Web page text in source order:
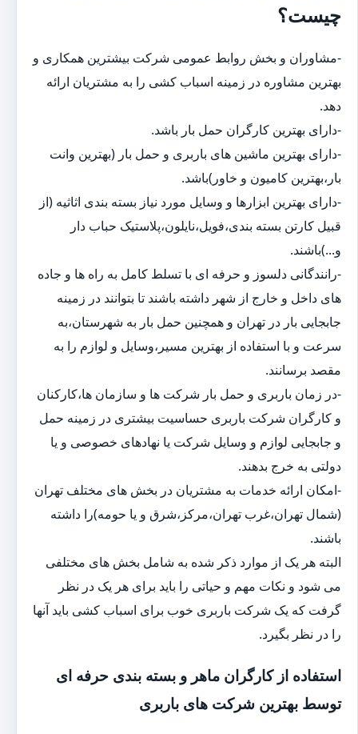
چیست؟
-مشاوران و بخش روابط عمومی شرکت بیشترین همکاری و
بهترین مشاوره در زمینه اسباب کشی را به مشتریان ارائه
دهد.
-دارای بهترین کارگران حمل بار باشد.
-دارای بهترین ماشین های باربری و حمل بار (بهترین وانت
بار،بهترین کامیون و خاور)باشد.
-دارای بهترین ابزارها و وسایل مورد نیاز بسته بندی اثاثیه (از
قبیل کارتن بسته بندی،فویل،نایلون،پلاستیک حباب دار
و...)باشند.
-رانندگانی دلسوز و حرفه ای با تسلط کامل به راه ها و جاده
های داخل و خارج از شهر داشته باشند تا بتوانند در زمینه
جابجایی بار در تهران و همچنین حمل بار به شهرستان،به
سرعت و با استفاده از بهترین مسیر،وسایل و لوازم را به
مقصد برسانند.
-در زمان باربری و حمل بار شرکت ها و سازمان ها،کارکنان
و کارگران شرکت باربری حساسیت بیشتری در زمینه حمل
و جابجایی لوازم و وسایل شرکت یا نهادهای خصوصی و یا
دولتی به خرج بدهند.
-امکان ارائه خدمات به مشتریان در بخش های مختلف تهران
(شمال تهران،غرب تهران،مرکز،شرق و یا حومه)را داشته
باشند.
البته هر یک از موارد ذکر شده به شامل بخش های مختلفی
می شود و نکات مهم و حیاتی را باید برای هر یک در نظر
گرفت که یک شرکت باربری خوب برای اسباب کشی باید آنها
را در نظر بگیرد.
استفاده از کارگران ماهر و بسته بندی حرفه ای
توسط بهترین شرکت های باربری